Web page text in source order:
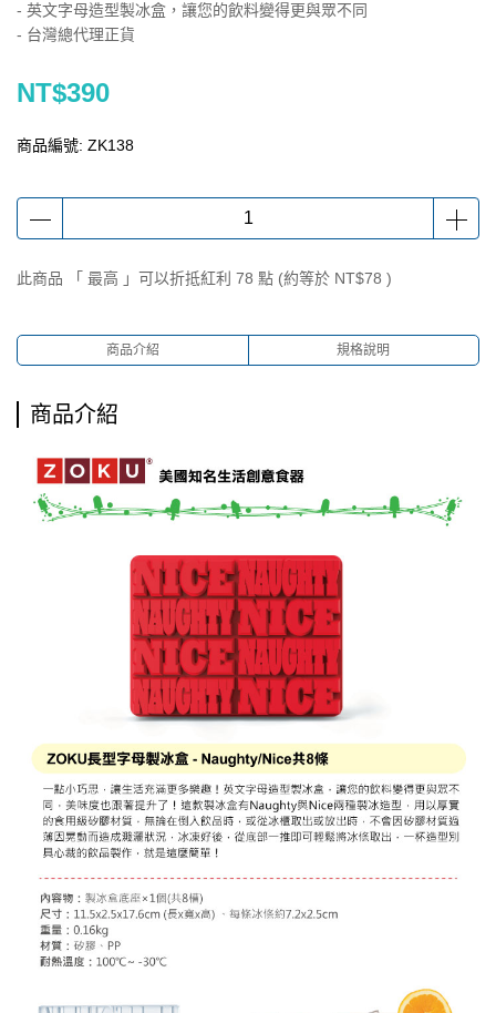
- 英文字母造型製冰盒，讓您的飲料變得更與眾不同
- 台灣總代理正貨
NT$390
商品編號: ZK138
此商品 「 最高 」可以折抵紅利 78 點 (約等於 NT$78 )
商品介紹 規格說明
商品介紹